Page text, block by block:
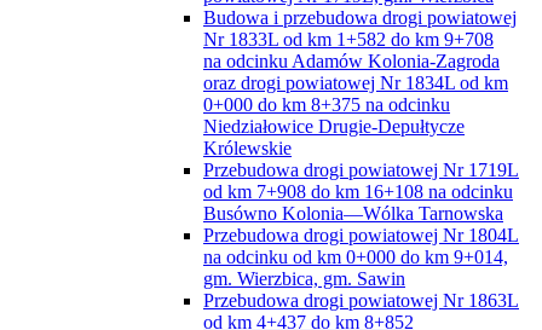
wraz ze ścieżką rowerową w ciągu drogi
powiatowej Nr 1719L, gm. Wierzbica
Budowa i przebudowa drogi powiatowej
Nr 1833L od km 1+582 do km 9+708
na odcinku Adamów Kolonia-Zagroda
oraz drogi powiatowej Nr 1834L od km
0+000 do km 8+375 na odcinku
Niedziałowice Drugie-Depułtycze
Królewskie
Przebudowa drogi powiatowej Nr 1719L
od km 7+908 do km 16+108 na odcinku
Busówno Kolonia—Wólka Tarnowska
Przebudowa drogi powiatowej Nr 1804L
na odcinku od km 0+000 do km 9+014,
gm. Wierzbica, gm. Sawin